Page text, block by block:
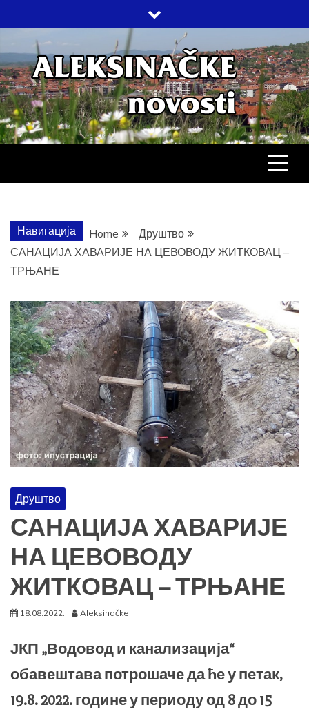
to
content
НОВОСТИ
ДРУШТВО, КУЛТУРА, ЕКОНОМИЈА,
СПОРТ, ПОСЛОВНИ ИМЕНИК,
Навигација Home
Друштво
САНАЦИЈА ХАВАРИЈЕ НА ЦЕВОВОДУ ЖИТКОВАЦ –
ТРЊАНЕ
Друштво
САНАЦИЈА ХАВАРИЈЕ
НА ЦЕВОВОДУ
ЖИТКОВАЦ – ТРЊАНЕ
18.08.2022. Aleksinačke
ЈКП „Водовод и канализација“
обавештава потрошаче да ће у петак,
19.8. 2022. године у периоду од 8 до 15